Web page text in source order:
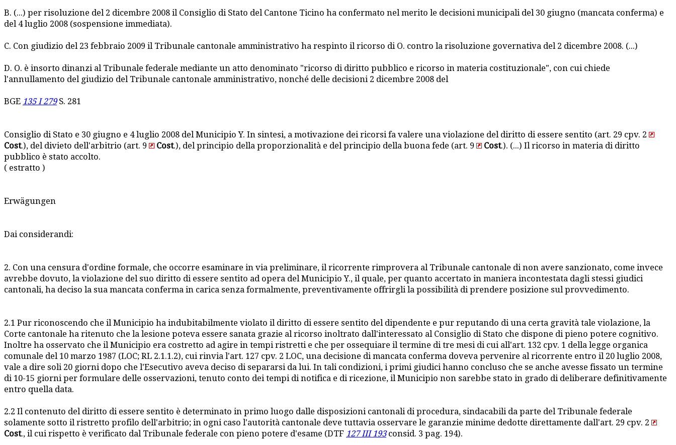
B. (...) per risoluzione del 2 dicembre 2008 il Consiglio di Stato del Cantone Ticino ha confermato nel merito le decisioni municipali del 30 giugno (mancata conferma) e
del 4 luglio 2008 (sospensione immediata).
C. Con giudizio del 23 febbraio 2009 il Tribunale cantonale amministrativo ha respinto il ricorso di O. contro la risoluzione governativa del 2 dicembre 2008. (...)
D. O. è insorto dinanzi al Tribunale federale mediante un atto denominato "ricorso di diritto pubblico e ricorso in materia costituzionale", con cui chiede
l'annullamento del giudizio del Tribunale cantonale amministrativo, nonché delle decisioni 2 dicembre 2008 del
BGE 135 I 279S. 281
Consiglio di Stato e 30 giugno e 4 luglio 2008 del Municipio Y. In sintesi, a motivazione dei ricorsi fa valere una violazione del diritto di essere sentito (art. 29 cpv. 2
Cost.), del divieto dell'arbitrio (art. 9 Cost.), del principio della proporzionalità e del principio della buona fede (art. 9 Cost.). (...) Il ricorso in materia di diritto
pubblico è stato accolto.
( estratto )
Erwägungen
Dai considerandi:
2. Con una censura d'ordine formale, che occorre esaminare in via preliminare, il ricorrente rimprovera al Tribunale cantonale di non avere sanzionato, come invece
avrebbe dovuto, la violazione del suo diritto di essere sentito ad opera del Municipio Y., il quale, per quanto accertato in maniera incontestata dagli stessi giudici
cantonali, ha deciso la sua mancata conferma in carica senza formalmente, preventivamente offrirgli la possibilità di prendere posizione sul provvedimento.
2.1 Pur riconoscendo che il Municipio ha indubitabilmente violato il diritto di essere sentito del dipendente e pur reputando di una certa gravità tale violazione, la
Corte cantonale ha ritenuto che la lesione poteva essere sanata grazie al ricorso inoltrato dall'interessato al Consiglio di Stato che dispone di pieno potere cognitivo.
Inoltre ha osservato che il Municipio era costretto ad agire in tempi ristretti e che per ossequiare il termine di tre mesi di cui all'art. 132 cpv. 1 della legge organica
comunale del 10 marzo 1987 (LOC; RL 2.1.1.2), cui rinvia l'art. 127 cpv. 2 LOC, una decisione di mancata conferma doveva pervenire al ricorrente entro il 20 luglio 2008,
vale a dire soli 20 giorni dopo che l'Esecutivo aveva deciso di separarsi da lui. In tali condizioni, i primi giudici hanno concluso che se anche avesse fissato un termine
di 10-15 giorni per formulare delle osservazioni, tenuto conto dei tempi di notifica e di ricezione, il Municipio non sarebbe stato in grado di deliberare definitivamente
entro quella data.
2.2 Il contenuto del diritto di essere sentito è determinato in primo luogo dalle disposizioni cantonali di procedura, sindacabili da parte del Tribunale federale
solamente sotto il ristretto profilo dell'arbitrio; in ogni caso l'autorità cantonale deve tuttavia osservare le garanzie minime dedotte direttamente dall'art. 29 cpv. 2
Cost., il cui rispetto è verificato dal Tribunale federale con pieno potere d'esame (DTF 127 III 193consid. 3 pag. 194).